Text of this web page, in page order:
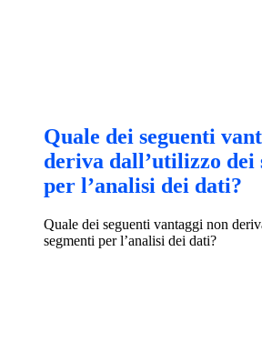
Quale dei seguenti
deriva dall’utilizzo dei
per l’analisi dei dati?
Quale dei seguenti vantaggi non
segmenti per l’analisi dei dati?